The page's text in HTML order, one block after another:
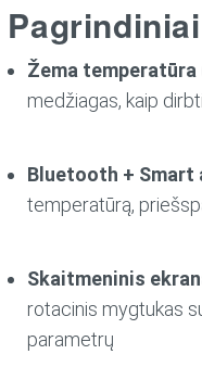
Žema temperatūra
medžiagas, kaip
Bluetooth + Smart
temperatūrą,
Skaitmeninis
rotacinis mygtukas
parametrų